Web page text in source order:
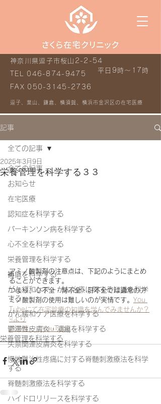
平日9時～17時
神奈川県逗子市桜山2-2-54
TEL 046-874-9475
FAX 050-3145-2736
逗子、葉山、鎌倉、横須賀、横浜市金沢区の在宅医療
記事
全ての記事
お知らせ
在宅医療
認知症を科学する
パーキンソン病を科学する
心不全を科学する
栄養管理を科学する
褥瘡を科学する
がん緩和ケア＋がん治療に関する知識を科学
する
がん緩和ケア医療を科学する
鬱滞性皮膚炎・潰瘍を科学する
失禁関連皮膚炎を科学する
慢性難治性疼痛に対する脊髄刺激療法を科学
する
脊髄刺激療法を科学する
ハイドロリリースを科学する
全ての記事
栄養管理を科学する３３
2025年3月9日
アミノ酸製剤の注意点は、下記のようにまとめ
ることができます。
つまり、心不全・腎不全・肝不全では通常のア
ミノ酸製剤の使用は難しいのが実情です。 You
Tubeにて在宅診療の知識を学んでみませんか？
☟より
内田賢一 - YouTube
栄養管理を科学する